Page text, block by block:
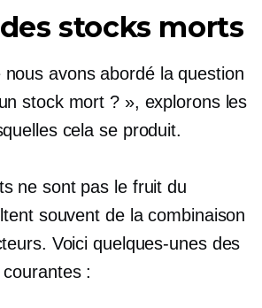
stocks morts
avons abordé la question
stock mort ? », explorons les
cela se produit.
ne sont pas le fruit du
souvent de la combinaison
Voici quelques-unes des
: